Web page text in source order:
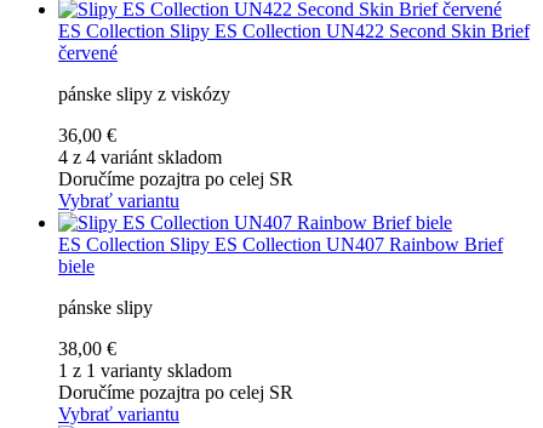
ES Collection Slipy ES Collection UN422 Second Skin Brief
červené
pánske slipy z viskózy
36,00 €
4 z 4 variánt skladom
Doručíme pozajtra po celej SR
Vybrať variantu
ES Collection Slipy ES Collection UN407 Rainbow Brief
biele
pánske slipy
38,00 €
1 z 1 varianty skladom
Doručíme pozajtra po celej SR
Vybrať variantu